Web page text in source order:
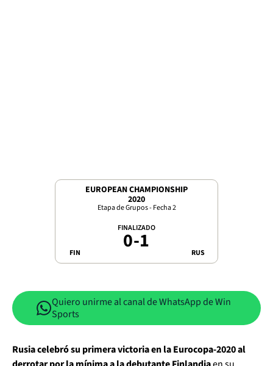
EUROPEAN CHAMPIONSHIP
2020
Etapa de Grupos - Fecha 2
FIN
FINALIZADO
0-1 RUS
Quiero unirme al canal de WhatsApp de Win
Sports
Rusia celebró su primera victoria en la Eurocopa-2020 al